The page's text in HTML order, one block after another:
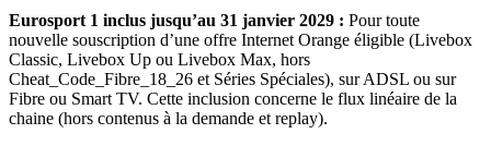
Eurosport 1 inclus jusqu’au 31 janvier 2029 : Pour toute
nouvelle souscription d’une offre Internet Orange éligible (Livebox
Classic, Livebox Up ou Livebox Max, hors
Cheat_Code_Fibre_18_26 et Séries Spéciales), sur ADSL ou sur
Fibre ou Smart TV. Cette inclusion concerne le flux linéaire de la
chaine (hors contenus à la demande et replay).